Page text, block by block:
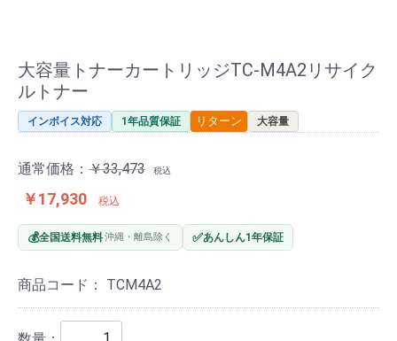
大容量トナーカートリッジTC-M4A2リサイク
ルトナー
インボイス対応 1年品質保証 リターン 大容量
通常価格： ￥33,473 税込
￥17,930 税込
💰全国送料無料沖縄・離島除く ✅あんしん1年保証
商品コード： TCM4A2